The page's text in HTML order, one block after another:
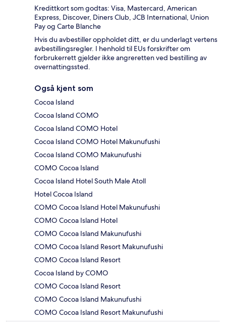
Kredittkort som godtas: Visa, Mastercard, American
Express, Discover, Diners Club, JCB International, Union
Pay og Carte Blanche
Hvis du avbestiller oppholdet ditt, er du underlagt vertens
avbestillingsregler. I henhold til EUs forskrifter om
forbrukerrett gjelder ikke angreretten ved bestilling av
overnattingssted.
Også kjent som
Cocoa Island
Cocoa Island COMO
Cocoa Island COMO Hotel
Cocoa Island COMO Hotel Makunufushi
Cocoa Island COMO Makunufushi
COMO Cocoa Island
Cocoa Island Hotel South Male Atoll
Hotel Cocoa Island
COMO Cocoa Island Hotel Makunufushi
COMO Cocoa Island Hotel
COMO Cocoa Island Makunufushi
COMO Cocoa Island Resort Makunufushi
COMO Cocoa Island Resort
Cocoa Island by COMO
COMO Cocoa Island Resort
COMO Cocoa Island Makunufushi
COMO Cocoa Island Resort Makunufushi